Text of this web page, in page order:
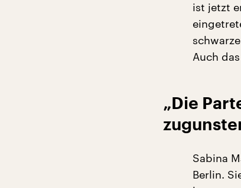
ist jetzt
Auch
„Die
Sabina
Berlin.